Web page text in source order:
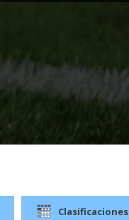
Clasificaciones